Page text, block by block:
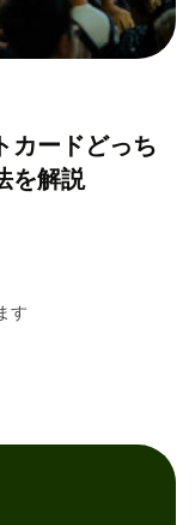
カードどっち
を解説
す